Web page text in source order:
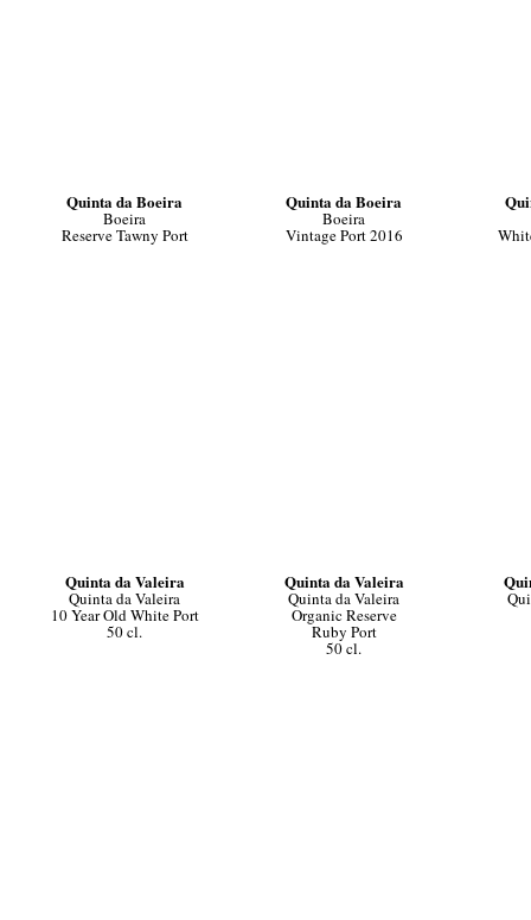
Quinta da Boeira
Boeira
Reserve Tawny Port
Quinta da Boeira
Boeira
Vintage Port 2016
Quinta da Valeira
Quinta da Valeira
10 Year Old White Port
50 cl.
Quinta da Valeira
Quinta da Valeira
Organic Reserve
Ruby Port
50 cl.